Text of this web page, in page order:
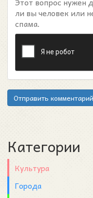
ли вы человек или
спама.
Отправить комментарий
Категории
Культура
Города